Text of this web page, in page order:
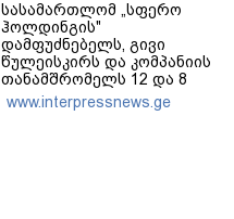
სასამართლომ „სფერო
ჰოლდინგის"
დამფუძნებელს, გივი
წულეისკირს და კომპანიის
თანამშრომელს 12 და 8
წლით თავისუფლების
აღკვეთა განუსაზღვრა -
www.interpressnews.ge